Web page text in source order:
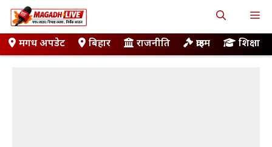
Skip
to
contentमगध अपडेट बिहार राजनीति क्राइम शिक्षा